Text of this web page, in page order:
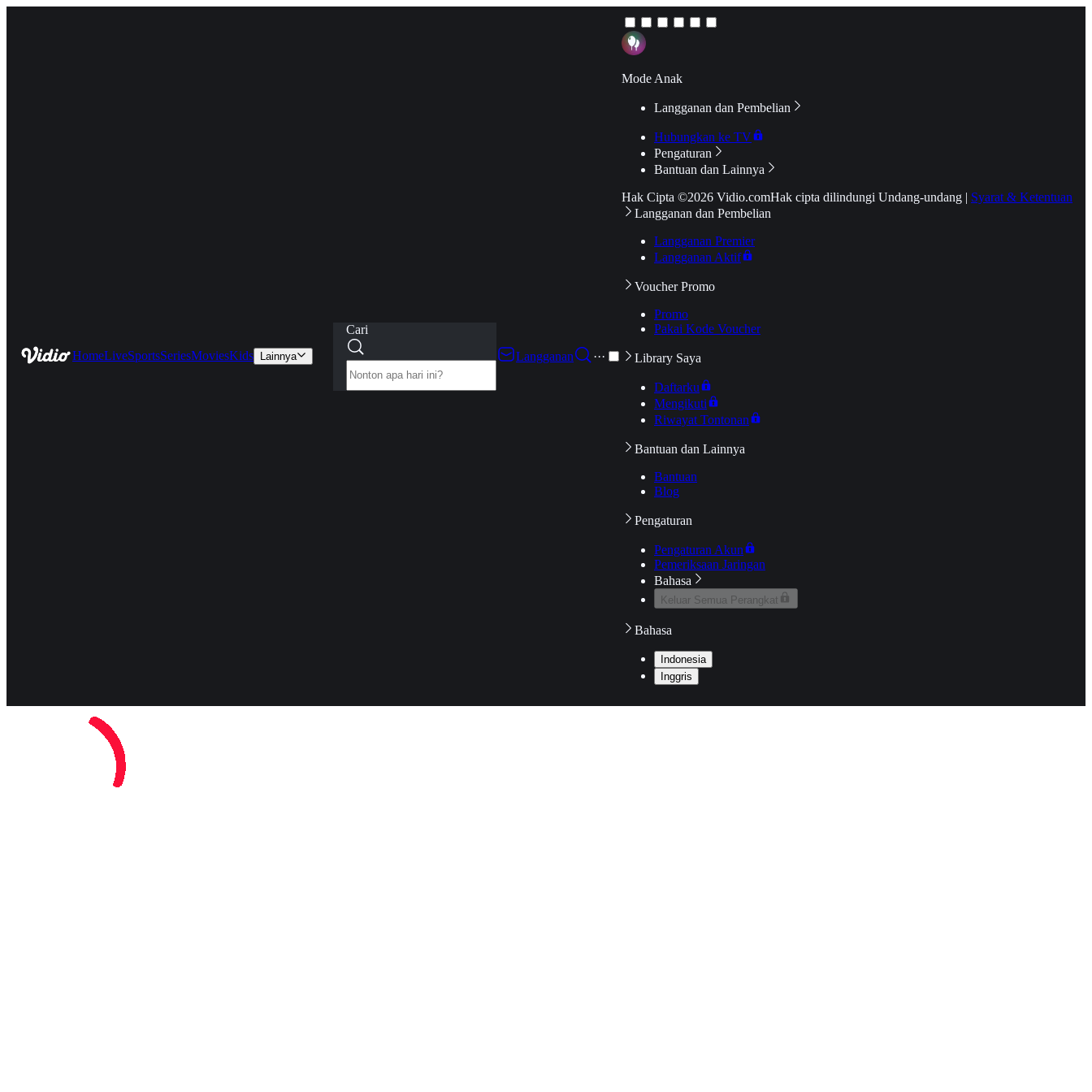
HomeLiveSportsSeriesMoviesKids Lainnya
Cari
Langganan
···
Mode Anak
Langganan dan Pembelian
Hubungkan ke TV
Pengaturan
Bantuan dan Lainnya
Hak Cipta ©2026 Vidio.comHak cipta dilindungi Undang-undang | Syarat & Ketentuan
Langganan dan Pembelian
Langganan Premier
Langganan Aktif
Voucher Promo
Promo
Pakai Kode Voucher
Library Saya
Daftarku
Mengikuti
Riwayat Tontonan
Bantuan dan Lainnya
Bantuan
Blog
Pengaturan
Pengaturan Akun
Pemeriksaan Jaringan
Bahasa
Keluar Semua Perangkat
Bahasa
Indonesia
Inggris